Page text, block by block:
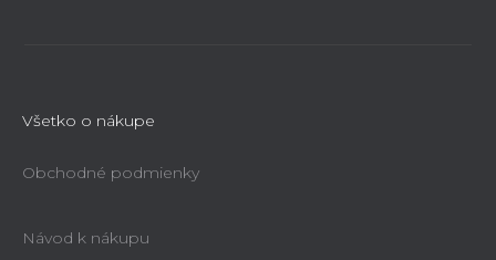
Všetko o nákupe
Obchodné podmienky
Návod k nákupu